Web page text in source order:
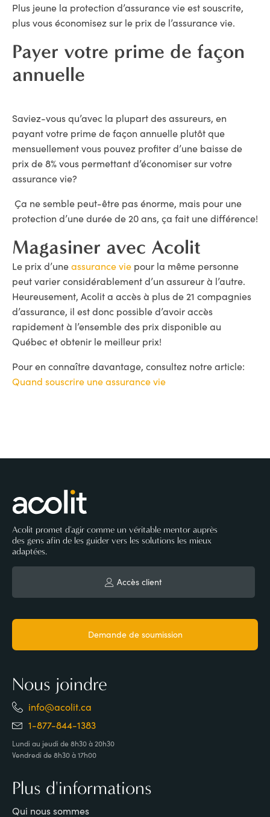
Plus jeune la protection d’assurance vie est souscrite,
plus vous économisez sur le prix de l’assurance vie.
Payer votre prime de façon
annuelle
Saviez-vous qu’avec la plupart des assureurs, en
payant votre prime de façon annuelle plutôt que
mensuellement vous pouvez profiter d’une baisse de
prix de 8% vous permettant d’économiser sur votre
assurance vie?
Ça ne semble peut-être pas énorme, mais pour une
protection d’une durée de 20 ans, ça fait une différence!
Magasiner avec Acolit
Le prix d’uneassurance vie pour la même personne
peut varier considérablement d’un assureur à l’autre.
Heureusement, Acolit a accès à plus de 21 compagnies
d’assurance, il est donc possible d’avoir accès
rapidement à l’ensemble des prix disponible au
Québec et obtenir le meilleur prix!
Pour en connaître davantage, consultez notre article:
Quand souscrire une assurance vie
Acolit promet d'agir comme un véritable mentor auprès
des gens afin de les guider vers les solutions les mieux
adaptées.
Accès client
Demande de soumission
Nous joindre
info@acolit.ca
1-877-844-1383
Lundi au jeudi de 8h30 à 20h30
Vendredi de 8h30 à 17h00
Plus d'informations
Qui nous sommes